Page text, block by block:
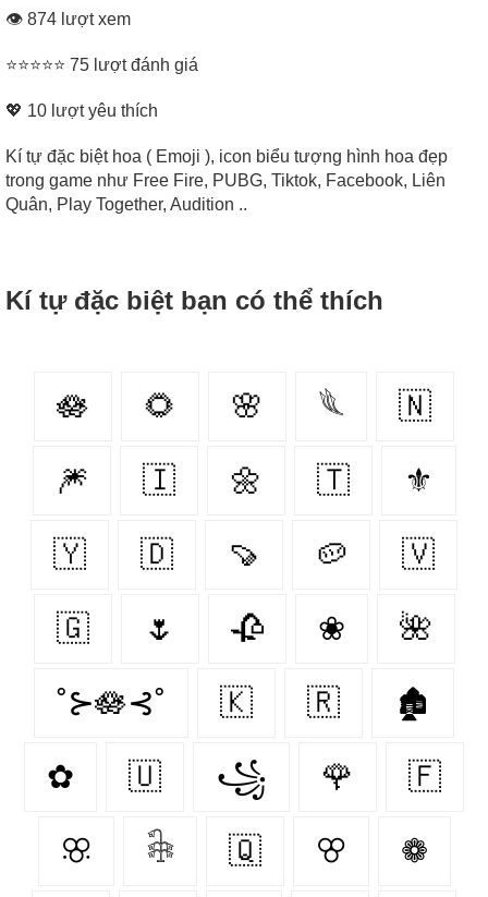
👁 874 lượt xem
⭐⭐⭐⭐⭐ 75 lượt đánh giá
💖 10 lượt yêu thích
Kí tự đặc biệt hoa ( Emoji ), icon biểu tượng hình hoa đẹp
trong game như Free Fire, PUBG, Tiktok, Facebook, Liên
Quân, Play Together, Audition ..
Kí tự đặc biệt bạn có thể thích
🪷 🌻 🌸 𓆰 🇳‌
🎆 🇮‌ 🌼 🇹‌ ⚜
🇾‌ 🇩‌ 🍠 🥔 🇻‌
🇬‌ 🌷 🥀 ❀ 🌺
˚⊱🪷⊰˚ 🇰‌ 🇷‌ 🏚
✿ 🇺‌ ꧁ 🌹 🇫‌
ꕣ 𓇗 🇶‌ ꕢ ❁